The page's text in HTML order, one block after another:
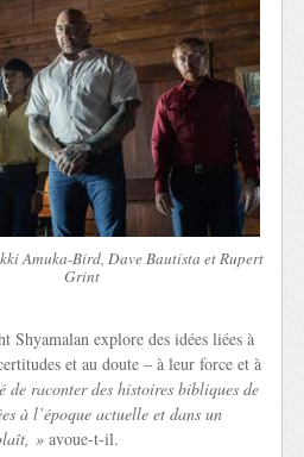
Amuka-Bird, Dave Bautista et Rupert
Grint
Shyamalan explore des idées liées à
et au doute – à leur force et à
de raconter des histoires bibliques de
à l’époque actuelle et dans un
»avoue-t-il.